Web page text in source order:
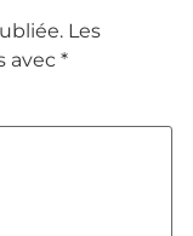
Les
avec *